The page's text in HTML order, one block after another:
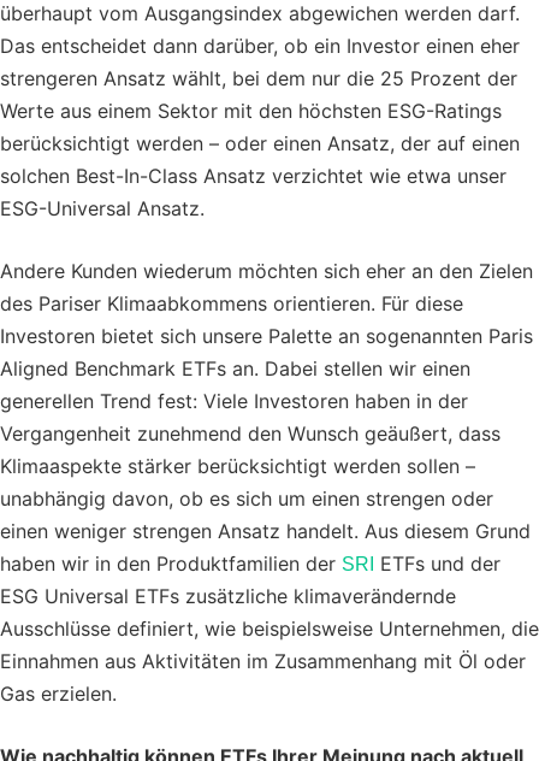
überhaupt vom Ausgangsindex abgewichen werden darf.
Das entscheidet dann darüber, ob ein Investor einen eher
strengeren Ansatz wählt, bei dem nur die 25 Prozent der
Werte aus einem Sektor mit den höchsten ESG-Ratings
berücksichtigt werden – oder einen Ansatz, der auf einen
solchen Best-In-Class Ansatz verzichtet wie etwa unser
ESG-Universal Ansatz.
Andere Kunden wiederum möchten sich eher an den Zielen
des Pariser Klimaabkommens orientieren. Für diese
Investoren bietet sich unsere Palette an sogenannten Paris
Aligned Benchmark ETFs an. Dabei stellen wir einen
generellen Trend fest: Viele Investoren haben in der
Vergangenheit zunehmend den Wunsch geäußert, dass
Klimaaspekte stärker berücksichtigt werden sollen –
unabhängig davon, ob es sich um einen strengen oder
einen weniger strengen Ansatz handelt. Aus diesem Grund
haben wir in den Produktfamilien der SRI
ETFs und der
ESG Universal ETFs zusätzliche klimaverändernde
Ausschlüsse definiert, wie beispielsweise Unternehmen, die
Einnahmen aus Aktivitäten im Zusammenhang mit Öl oder
Gas erzielen.
Wie nachhaltig können ETFs Ihrer Meinung nach aktuell